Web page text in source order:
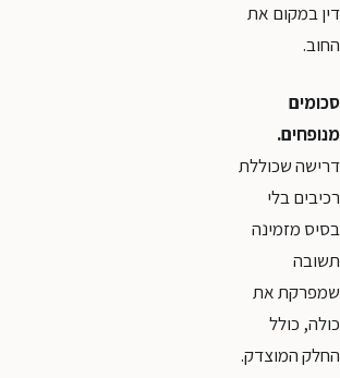
דין במקום את
החוב.
סכומים
מנופחים.
דרישה שכוללת
רכיבים בלי
בסיס מזמינה
תשובה
שמפרקת את
כולה, כולל
החלק המוצדק.